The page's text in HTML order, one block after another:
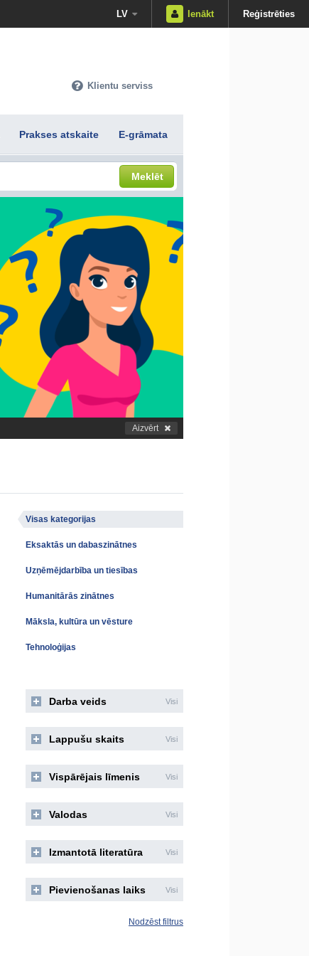
LV Ienākt Reģistrēties
Klientu serviss
Prakses atskaite E-grāmata
Meklēt
Aizvērt
Visas kategorijas
Eksaktās un dabaszinātnes
Uzņēmējdarbība un tiesības
Humanitārās zinātnes
Māksla, kultūra un vēsture
Tehnoloģijas
Darba veids Visi
Lappušu skaits Visi
Vispārējais līmenis Visi
Valodas Visi
Izmantotā literatūra Visi
Pievienošanas laiks Visi
Nodzēst filtrus